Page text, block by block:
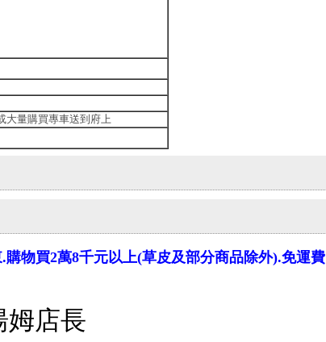
大量購買專車送到府上
購物買2萬8千元以上(草皮及部分商品除外).免運費
姆店長